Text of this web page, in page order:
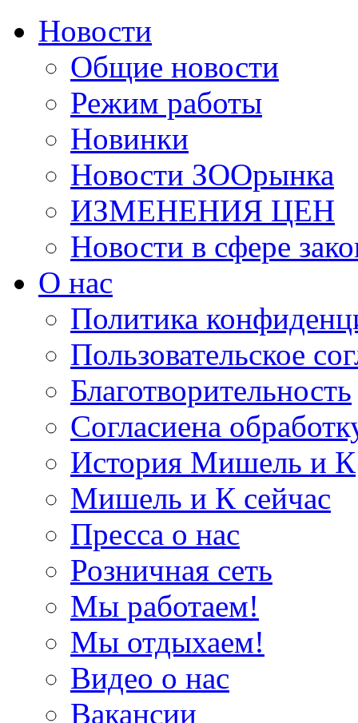
Новости
Общие новости
Режим работы
Новинки
Новости ЗООрынка
ИЗМЕНЕНИЯ ЦЕН
Новости в сфере
О нас
Политика
Пользовательское
Благотворительность
Согласиена
История Мишель и К
Мишель и К сейчас
Пресса о нас
Розничная сеть
Мы работаем!
Мы отдыхаем!
Видео о нас
Вакансии